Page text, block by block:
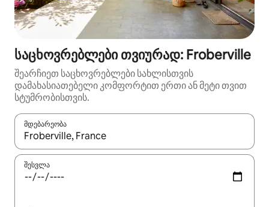
საცხოვრებლები თვიურად: Froberville
შეარჩიეთ საცხოვრებლები სახლისთვის
დამახასიათებელი კომფორტით ერთი ან მეტი თვით
სტუმრობისთვის.
მდებარეობა
როცა შედეგები ხელმისაწვდომი გახდება, ნავიგაციისთვის
შესვლა